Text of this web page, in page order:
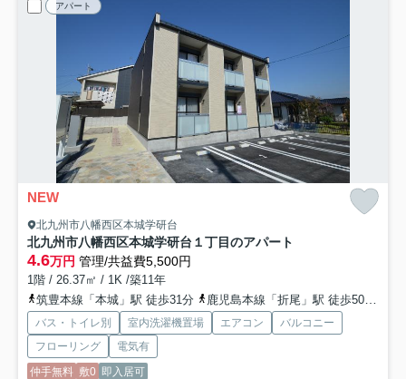
アパート
NEW
北九州市八幡西区本城学研台
北九州市八幡西区本城学研台１丁目のアパート
4.6万円 管理/共益費5,500円
1階 / 26.37㎡ / 1K /築11年
筑豊本線「本城」駅 徒歩31分
鹿児島本線「折尾」駅 徒歩50分
バス・トイレ別 室内洗濯機置場 エアコン
バルコニー
フローリング
電気有
仲手無料 敷0 即入居可